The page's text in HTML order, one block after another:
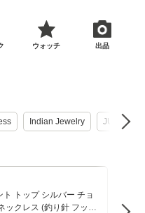
ウォッチ 出品
Indian Jewelry JUSTIN
ト トップ シルバー チョ
ックレス (釣り針 フック